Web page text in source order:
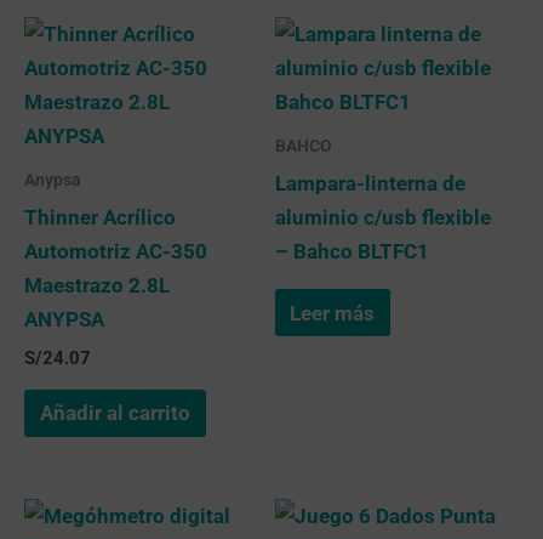
Anypsa
Thinner Acrílico
Automotriz AC-350
Maestrazo 2.8L
ANYPSA
S/24.07
Añadir al carrito
BAHCO
Lampara-linterna de
aluminio c/usb flexible
– Bahco BLTFC1
Leer más